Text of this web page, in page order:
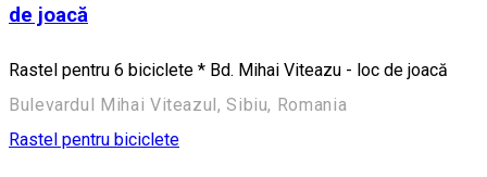
de joacă
Rastel pentru 6 biciclete * Bd. Mihai Viteazu - loc de joacă
Bulevardul Mihai Viteazul, Sibiu, Romania
Rastel pentru biciclete